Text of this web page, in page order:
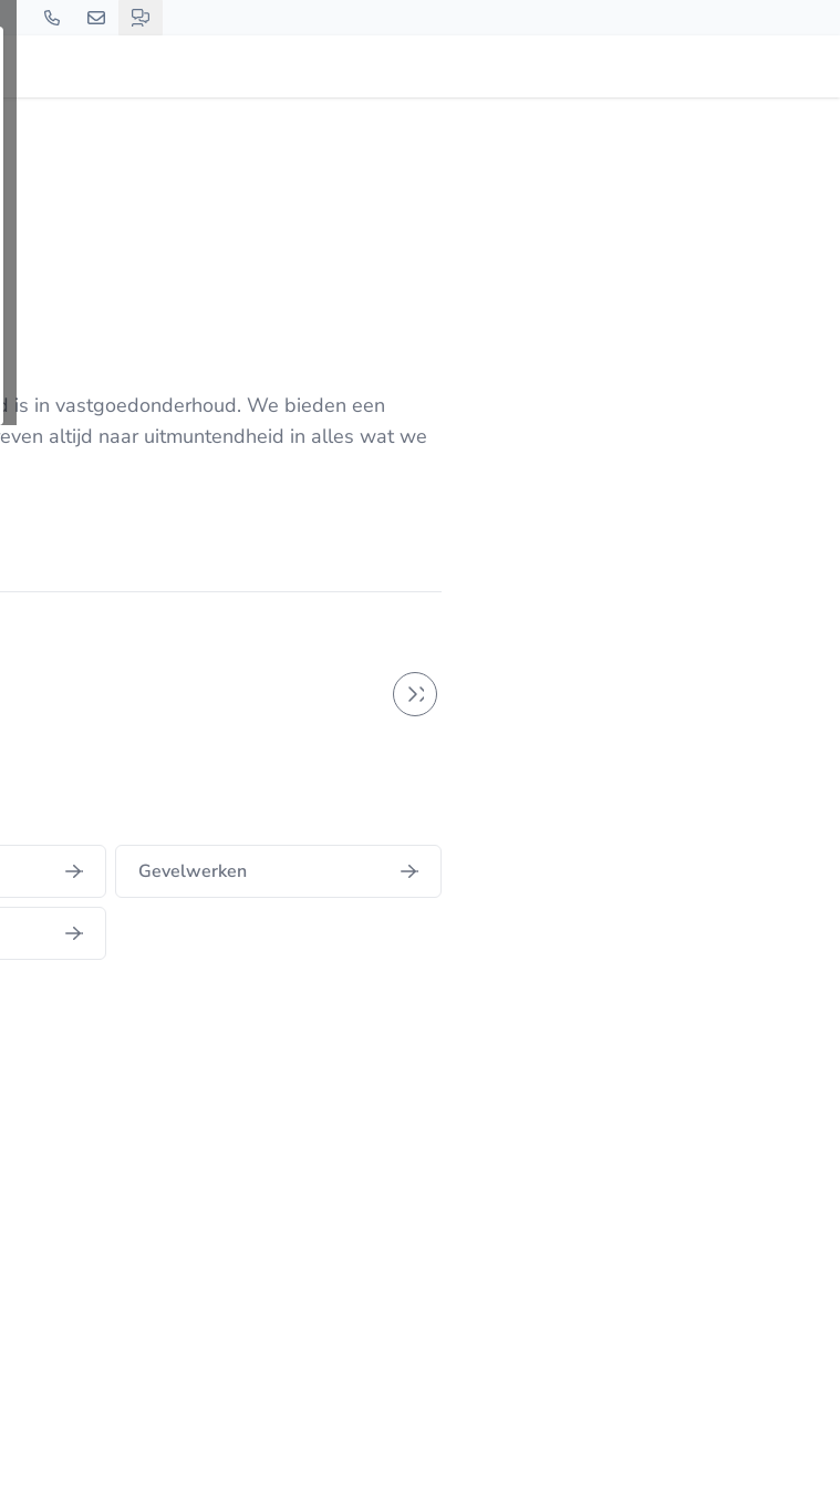
is in vastgoedonderhoud. We bieden een
altijd naar uitmuntendheid in alles wat we
Gevelwerken